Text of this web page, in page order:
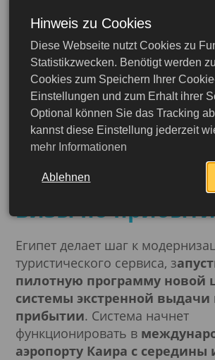
Египет
Египет запускает
пилотную
экстренной
визы по
Египет делает шаг к
туристического сервиса, з
пилотную программу новой
системы экстренной выдачи
прибытии. Система начнет
функционировать в
аэропорту Каира с середины
Hinweis zu Cookies
Diese Webseite nutzt Cookies zu
Statistikzwecken. Benötigt werden
Cookies zum Speichern Ihrer
Einstellungen und zum Erhalt ihrer
Optional können Sie das Tracking
kannst diese Einstellung jederzeit
mehr Informationen
Ablehnen